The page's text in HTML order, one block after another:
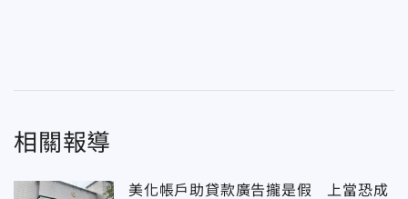
相關報導
美化帳戶助貸款廣告攏是假 上當恐成